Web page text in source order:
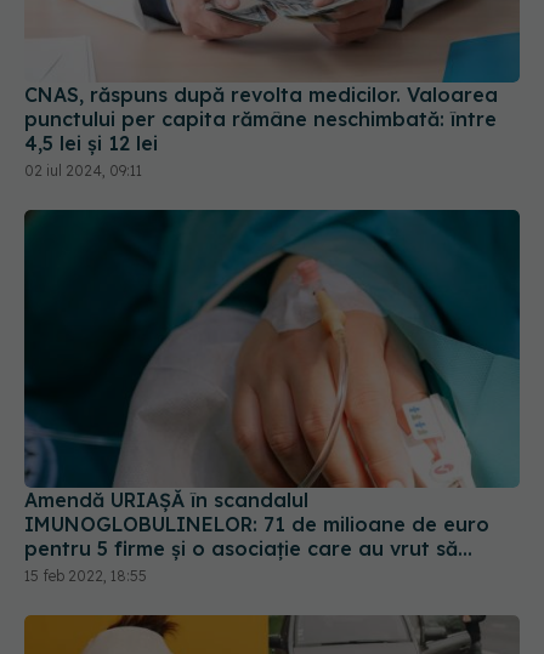
CNAS, răspuns după revolta medicilor. Valoarea
punctului per capita rămâne neschimbată: între
4,5 lei și 12 lei
02 iul 2024, 09:11
Amendă URIAȘĂ în scandalul
IMUNOGLOBULINELOR: 71 de milioane de euro
pentru 5 firme și o asociație care au vrut să
forțeze statul să scoată taxa clawback
15 feb 2022, 18:55